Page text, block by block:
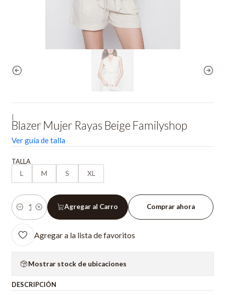
Blazer Mujer Rayas Beige Familyshop
Ver guía de talla
TALLA
L
M S XL
Cantidad
Agregar al Carro Comprar ahora
Agregar a la lista de favoritos
Mostrar stock de ubicaciones
DESCRIPCIÓN